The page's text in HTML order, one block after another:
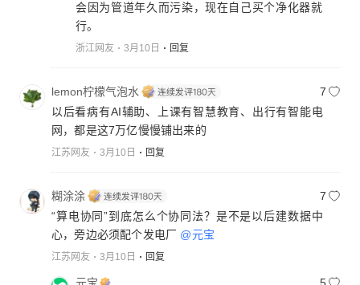
会因为管道年久而污染，现在自己买个净化器就
行。
浙江网友 3月10日 回复
lemon柠檬气泡水
7
以后看病有AI辅助、上课有智慧教育、出行有智能电
网，都是这7万亿慢慢铺出来的
江苏网友 3月10日 回复
糊涂涂
7
“算电协同”到底怎么个协同法？是不是以后建数据中
心，旁边必须配个发电厂 @元宝
江苏网友 3月10日 回复